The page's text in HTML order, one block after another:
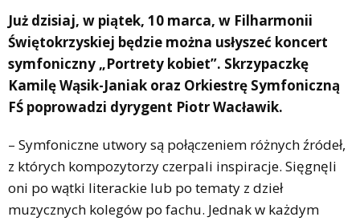
Już dzisiaj, w piątek, 10 marca, w Filharmonii
Świętokrzyskiej będzie można usłyszeć koncert
symfoniczny „Portrety kobiet”. Skrzypaczkę
Kamilę Wąsik-Janiak oraz Orkiestrę Symfoniczną
FŚ poprowadzi dyrygent Piotr Wacławik.
– Symfoniczne utwory są połączeniem różnych źródeł,
z których kompozytorzy czerpali inspiracje. Sięgnęli
oni po wątki literackie lub po tematy z dzieł
muzycznych kolegów po fachu. Jednak w każdym